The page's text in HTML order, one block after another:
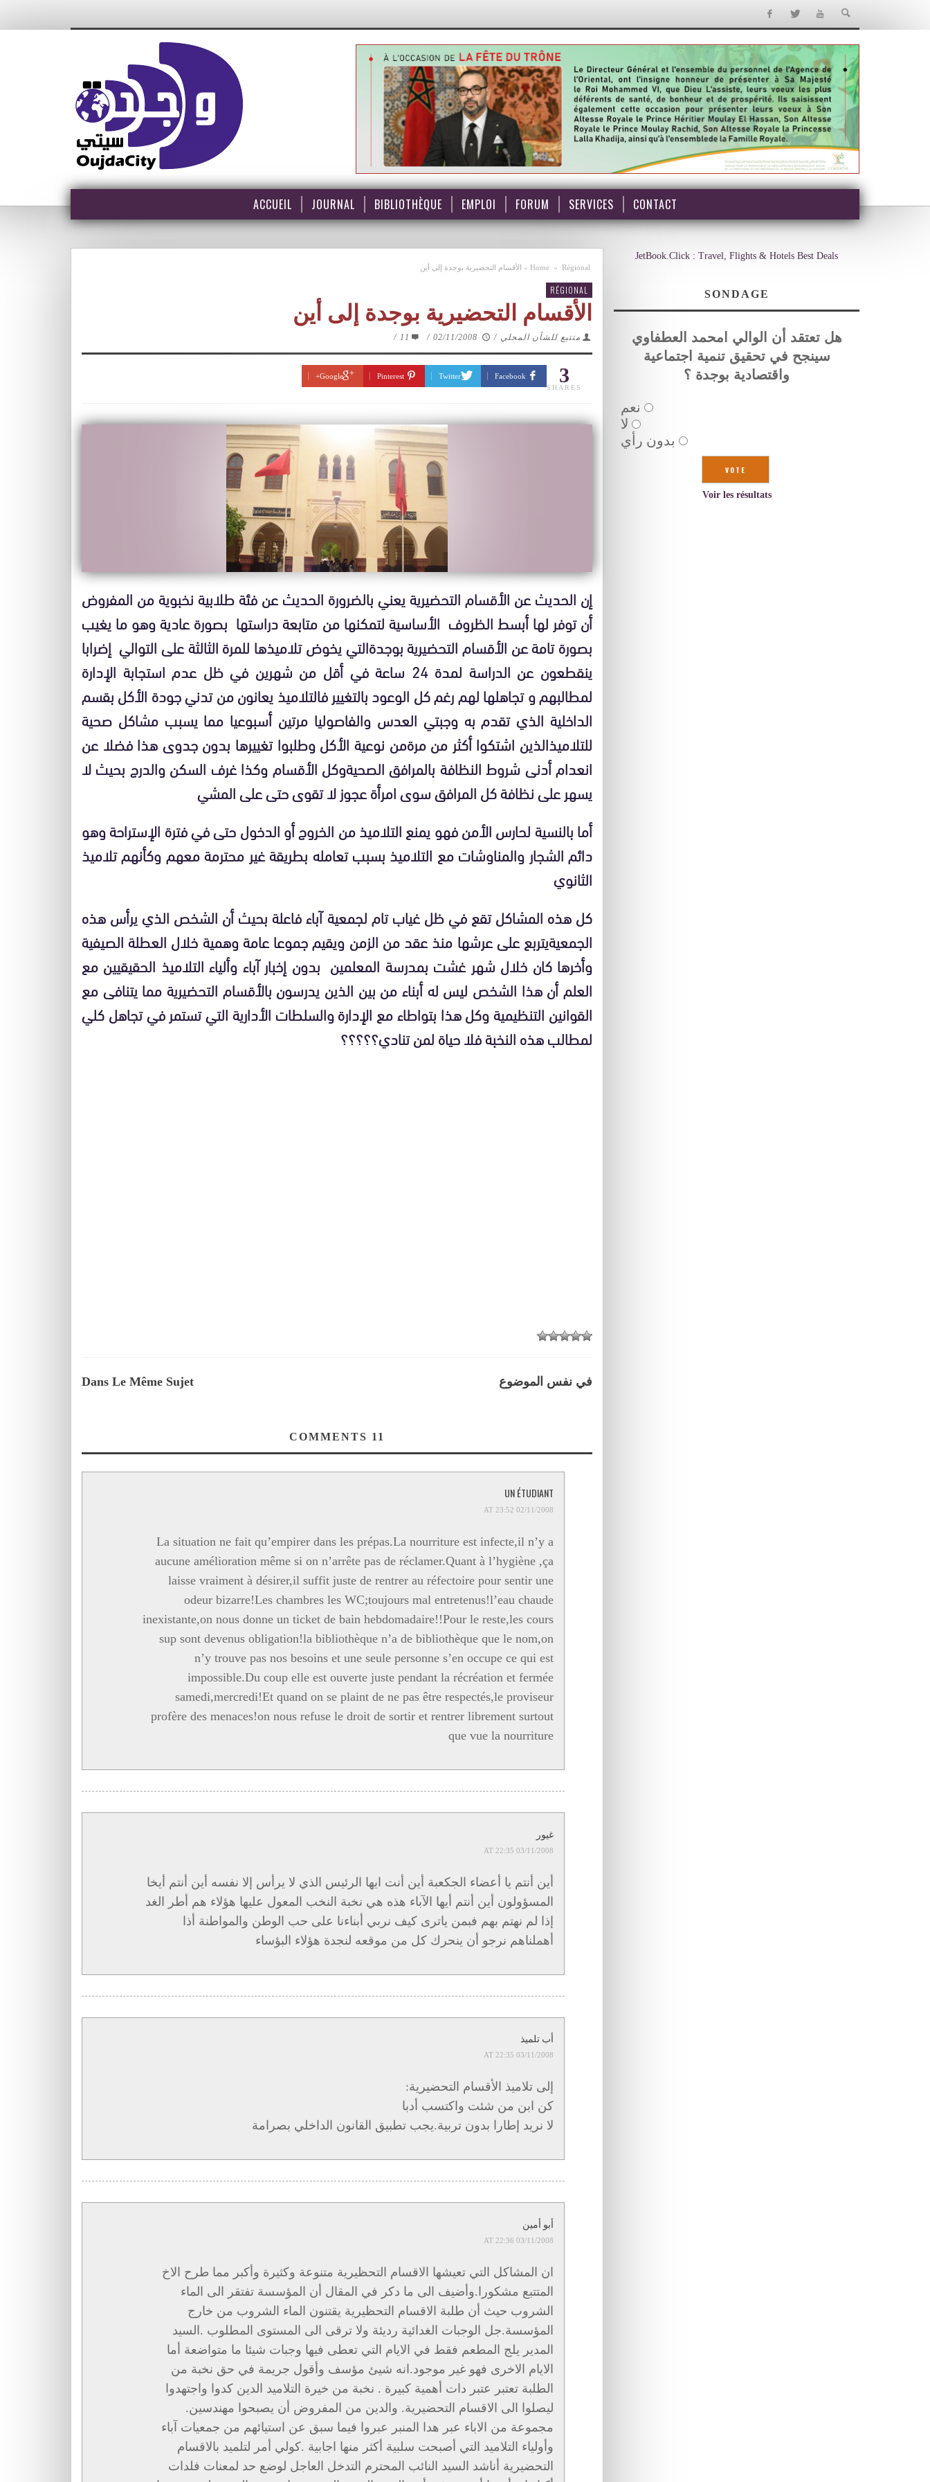
ACCUEIL JOURNAL BIBLIOTHÈQUE EMPLOI FORUM SERVICES CONTACT
Home » Régional
» الأقسام التحضيرية بوجدة إلى أين
RÉGIONAL
الأقسام التحضيرية بوجدة إلى أين
متتبع للشأن المحلي /
02/11/2008
/
11
/
3
SHARES
Facebook
Twitter
Pinterest
Google+
إن الحديث عن الأقسام التحضيرية يعني بالضرورة الحديث عن فئة طلابية نخبوية من المفروض
أن توفر لها أبسط الظروف الأساسية لتمكنها من متابعة دراستها بصورة عادية وهو ما يغيب
بصورة تامة عن الأقسام التحضيرية بوجدةالتي يخوض تلاميذها للمرة الثالثة على التوالي إضرابا
ينقطعون عن الدراسة لمدة 24 ساعة في أقل من شهرين في ظل عدم استجابة الإدارة
لمطالبهم و تجاهلها لهم رغم كل الوعود بالتغيير فالتلاميذ يعانون من تدني جودة الأكل بقسم
الداخلية الذي تقدم به وجبتي العدس والفاصوليا مرتين أسبوعيا مما يسبب مشاكل صحية
للتلاميذالذين اشتكوا أكثر من مرةمن نوعية الأكل وطلبوا تغييرها بدون جدوى هذا فضلا عن
انعدام أدنى شروط النظافة بالمرافق الصحيةوكل الأقسام وكذا غرف السكن والدرج بحيث لا
يسهر على نظافة كل المرافق سوى امرأة عجوز لا تقوى حتى على المشي
أما بالنسية لحارس الأمن فهو يمنع التلاميذ من الخروج أو الدخول حتى في فترة الإستراحة وهو
دائم الشجار والمناوشات مع التلاميذ بسبب تعامله بطريقة غير محترمة معهم وكأنهم تلاميذ
الثانوي
كل هذه المشاكل تقع في ظل غياب تام لجمعية آباء فاعلة بحيث أن الشخص الذي يرأس هذه
الجمعيةيتربع على عرشها منذ عقد من الزمن ويقيم جموعا عامة وهمية خلال العطلة الصيفية
وأخرها كان خلال شهر غشت بمدرسة المعلمين بدون إخبار آباء وألياء التلاميذ الحقيقيين مع
العلم أن هذا الشخص ليس له أبناء من بين الذين يدرسون بالأقسام التحضيرية مما يتنافى مع
القوانين التنظيمية وكل هذا بتواطاء مع الإدارة والسلطات الأدارية التي تستمر في تجاهل كلي
لمطالب هذه النخبة فلا حياة لمن تنادي؟؟؟؟؟
Dans Le Même Sujet في نفس الموضوع
11
UN ÉTUDIANT
02/11/2008 AT 23:52
La situation ne fait qu’empirer dans les prépas.La nourriture est infecte,il n’y a
aucune amélioration même si on n’arrête pas de réclamer.Quant à l’hygiène ,ça
laisse vraiment à désirer,il suffit juste de rentrer au réfectoire pour sentir une
odeur bizarre!Les chambres les WC;toujours mal entretenus!l’eau chaude
inexistante,on nous donne un ticket de bain hebdomadaire!!Pour le reste,les cours
sup sont devenus obligation!la bibliothèque n’a de bibliothèque que le nom,on
n’y trouve pas nos besoins et une seule personne s’en occupe ce qui est
impossible.Du coup elle est ouverte juste pendant la récréation et fermée
samedi,mercredi!Et quand on se plaint de ne pas être respectés,le proviseur
profère des menaces!on nous refuse le droit de sortir et rentrer librement surtout
que vue la nourriture
غيور
03/11/2008 AT 22:35
أين أنتم يا أعضاء الجكعبة أين أنت ايها الرئيس الذي لا يرأس إلا نفسه أين أنتم أيخا
المسؤولون أين أنتم أيها الآباء هذه هي نخبة النخب المعول عليها هؤلاء هم أطر الغد
إذا لم نهتم بهم فبمن ياترى كيف نربي أبناءنا على حب الوطن والمواطنة أذا
أهملناهم نرجو أن ينحرك كل من موقعه لنجدة هؤلاء البؤساء
أب تلميذ
03/11/2008 AT 22:35
إلى تلاميذ الأقسام التحضيرية:
كن ابن من شئت واكتسب أدبا
لا نريد إطارا بدون تربية.يجب تطبيق القانون الداخلي بصرامة
أبو أمين
03/11/2008 AT 22:36
ان المشاكل التي تعيشها الاقسام التحظيرية متنوعة وكثيرة وأكبر مما طرح الاخ
المتتبع مشكورا.وأضيف الى ما دكر في المقال أن المؤسسة تفتقر الى الماء
الشروب حيث أن طلبة الاقسام التحظيرية يقتنون الماء الشروب من خارج
المؤسسة.جل الوجبات الغدائية رديئة ولا ترقى الى المستوى المطلوب .السيد
المدير يلج المطعم فقط في الايام التي تعطى فيها وجبات شيئا ما متواضعة أما
الايام الاخرى فهو غير موجود.انه شيئ مؤسف وأقول جريمة في حق نخبة من
الطلبة تعتبر عتبر دات أهمية كبيرة . نخبة من خيرة التلاميد الدين كدوا واجتهدوا
ليصلوا الى الاقسام التحضيرية. والدين من المفروض أن يصبحوا مهندسين.
مجموعة من الاباء عبر هدا المنبر عبروا فيما سبق عن استيائهم من جمعيات آباء
وأولياء التلاميد التي أصبحت سلبية أكثر منها اجابية .كولي أمر لتلميد بالاقسام
التحضيرية أناشد السيد النائب المحترم التدخل العاجل لوضع حد لمعنات فلدات
JetBook.Click : Travel, Flights & Hotels Best Deals
SONDAGE
هل تعتقد أن الوالي امحمد العطفاوي
سينجح في تحقيق تنمية اجتماعية
واقتصادية بوجدة ؟
نعم
لا
بدون رأي
Voir les résultats